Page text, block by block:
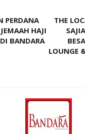
PERDANA
HAJI
BANDARA
THE
LOUNGE